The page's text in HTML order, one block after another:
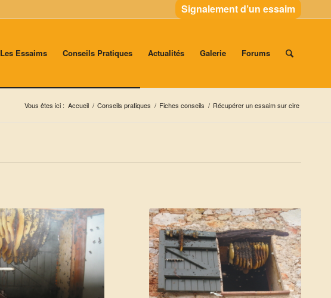
Signalement d’un essaim
Les Essaims Conseils Pratiques Actualités Galerie Forums
Vous êtes ici : Accueil / Conseils pratiques / Fiches conseils / Récupérer un essaim sur cire